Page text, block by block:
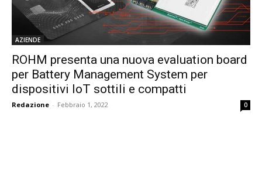
AZIENDE
ROHM presenta una nuova evaluation board
per Battery Management System per
dispositivi IoT sottili e compatti
Redazione - Febbraio 1, 2022 0